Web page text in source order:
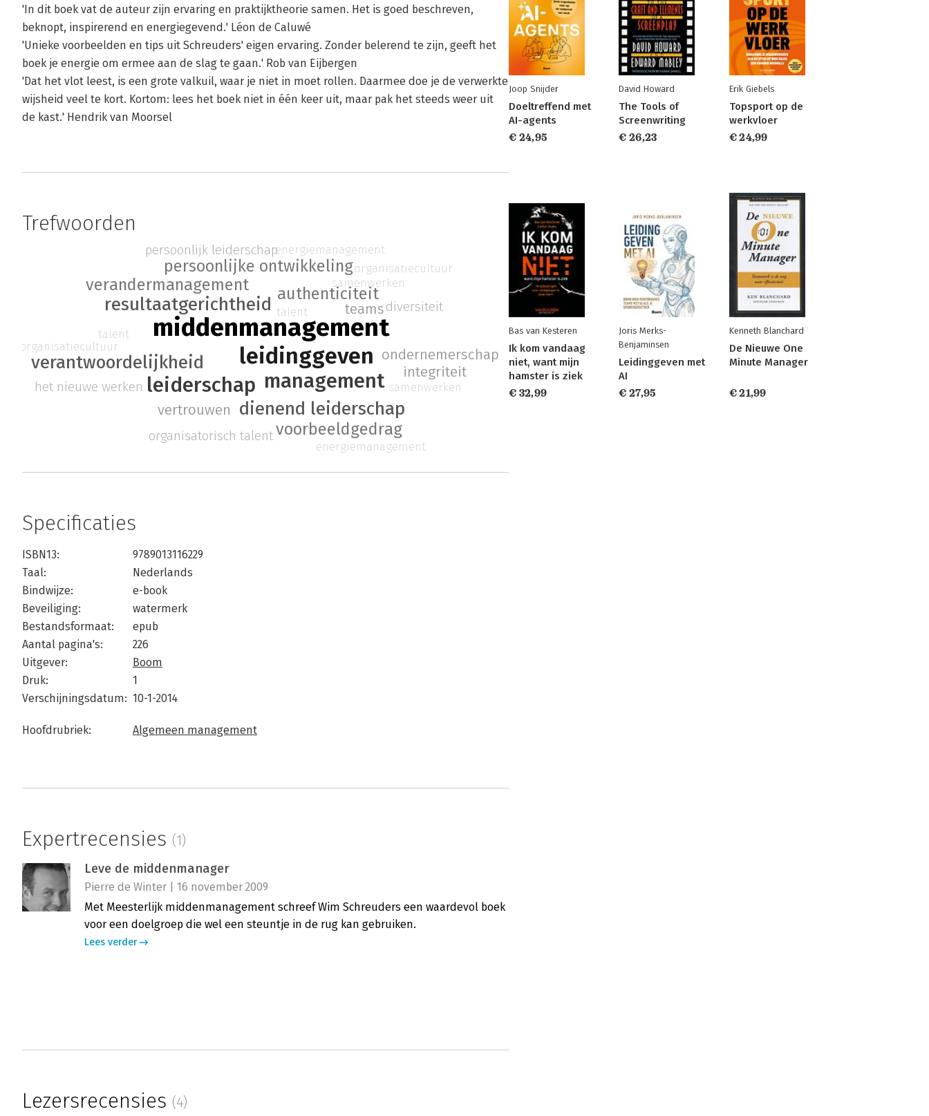
'In dit boek vat de auteur zijn ervaring en praktijktheorie samen. Het is goed beschreven,
beknopt, inspirerend en energiegevend.' Léon de Caluwé
'Unieke voorbeelden en tips uit Schreuders' eigen ervaring. Zonder belerend te zijn, geeft het
boek je energie om ermee aan de slag te gaan.' Rob van Eijbergen
'Dat het vlot leest, is een grote valkuil, waar je niet in moet rollen. Daarmee doe je de verwerkte
wijsheid veel te kort. Kortom: lees het boek niet in één keer uit, maar pak het steeds weer uit
de kast.' Hendrik van Moorsel
Trefwoorden
middenmanagement
leidinggeven
management
leiderschap
resultaatgerichtheid
dienend leiderschap
verantwoordelijkheid
authenticiteit
verandermanagement
persoonlijke ontwikkeling
voorbeeldgedrag
teams
ondernemerschap
vertrouwen
integriteit
organisatorisch talent
diversiteit
persoonlijk leiderschap
het nieuwe werken
energiemanagement
talent
organisatiecultuur
samenwerken
energiemanagement
talent
organisatiecultuur
samenwerken
Specificaties
ISBN13:
9789013116229
Taal:
Nederlands
Bindwijze:
e-book
Beveiliging:
watermerk
Bestandsformaat:
epub
Aantal pagina's:
226
Uitgever:
Boom
Druk:
1
Verschijningsdatum: 10-1-2014
Hoofdrubriek: Algemeen management
Expertrecensies (1)
Leve de middenmanager
Pierre de Winter | 16 november 2009
Met Meesterlijk middenmanagement schreef Wim Schreuders een waardevol boek
voor een doelgroep die wel een steuntje in de rug kan gebruiken.
Lees verder
Lezersrecensies (4)
Joop Snijder
Doeltreffend met
AI-agents
€ 24,95
David Howard
The Tools of
Screenwriting
€ 26,23
Erik Giebels
Topsport op de
werkvloer
€ 24,99
Bas van Kesteren
Ik kom vandaag
niet, want mijn
hamster is ziek
€ 32,99
Joris Merks-
Benjaminsen
Leidinggeven met
AI
€ 27,95
Kenneth Blanchard
De Nieuwe One
Minute Manager
€ 21,99